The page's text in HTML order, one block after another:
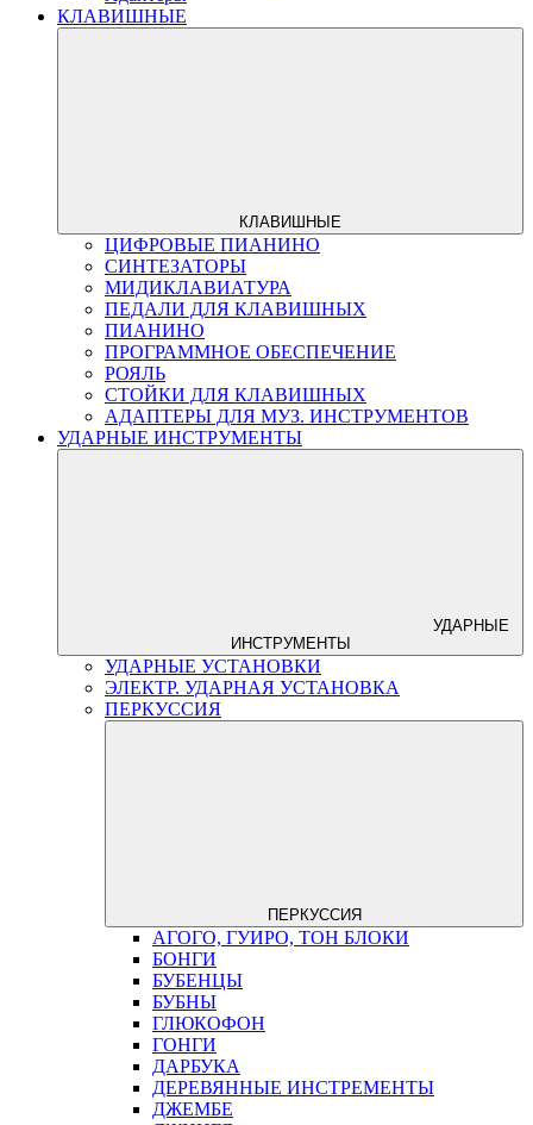
КЛАВИШНЫЕ
КЛАВИШНЫЕ
ЦИФРОВЫЕ ПИАНИНО
СИНТЕЗАТОРЫ
МИДИКЛАВИАТУРА
ПЕДАЛИ ДЛЯ КЛАВИШНЫХ
ПИАНИНО
ПРОГРАММНОЕ ОБЕСПЕЧЕНИЕ
РОЯЛЬ
СТОЙКИ ДЛЯ КЛАВИШНЫХ
АДАПТЕРЫ ДЛЯ МУЗ. ИНСТРУМЕНТОВ
УДАРНЫЕ ИНСТРУМЕНТЫ
УДАРНЫЕ
ИНСТРУМЕНТЫ
УДАРНЫЕ УСТАНОВКИ
ЭЛЕКТР. УДАРНАЯ УСТАНОВКА
ПЕРКУССИЯ
ПЕРКУССИЯ
АГОГО, ГУИРО, ТОН БЛОКИ
БОНГИ
БУБЕНЦЫ
БУБНЫ
ГЛЮКОФОН
ГОНГИ
ДАРБУКА
ДЕРЕВЯННЫЕ ИНСТРЕМЕНТЫ
ДЖЕМБЕ